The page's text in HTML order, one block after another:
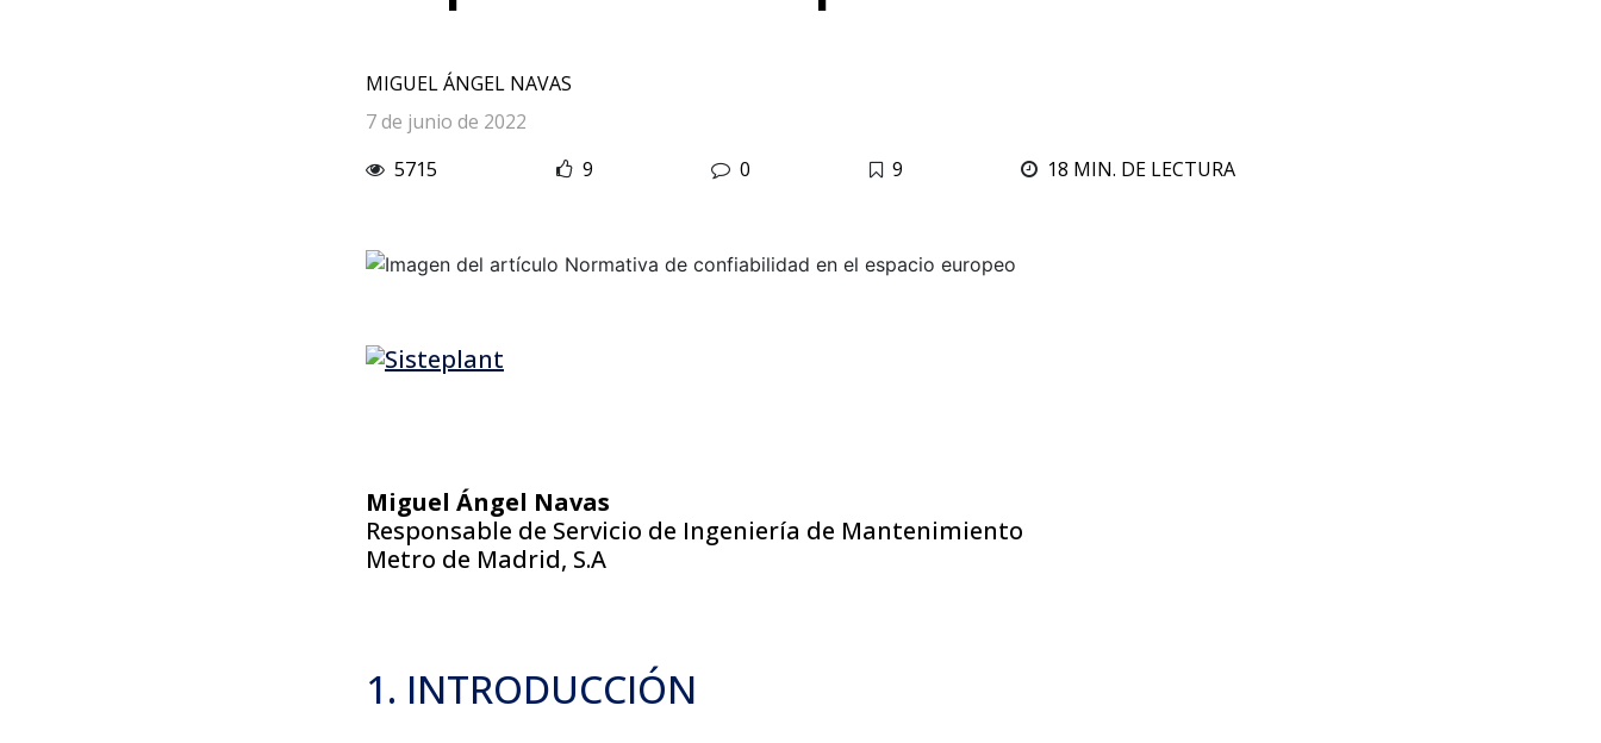
MIGUEL ÁNGEL NAVAS
7 de junio de 2022
5715
9 0 9 18 MIN. DE LECTURA
Miguel Ángel Navas
Responsable de Servicio de Ingeniería de Mantenimiento
Metro de Madrid, S.A
1. INTRODUCCIÓN